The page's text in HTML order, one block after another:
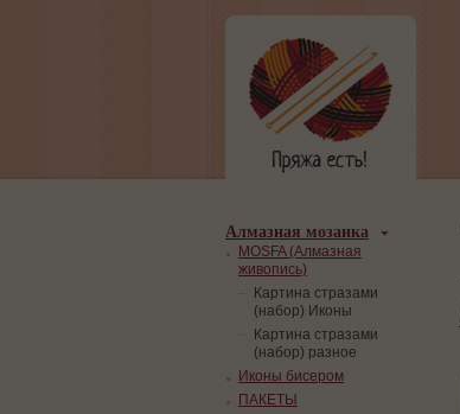
Алмазная мозаика
MOSFA (Алмазная
живопись)
Картина стразами
(набор) Иконы
Картина стразами
(набор) разное
Иконы бисером
ПАКЕТЫ